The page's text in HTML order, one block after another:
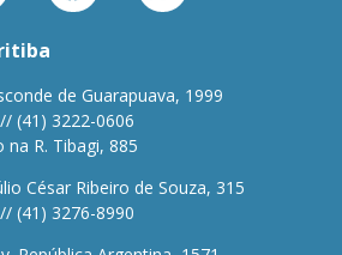
de Guarapuava, 1999
(41) 3222-0606
R. Tibagi, 885
César Ribeiro de Souza, 315
(41) 3276-8990